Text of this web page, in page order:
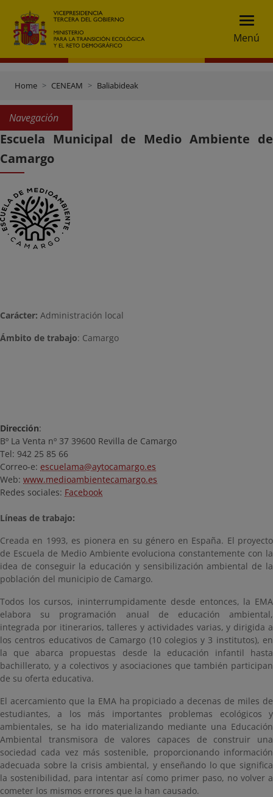
Menú
Home CENEAM Baliabideak
Navegación
Escuela Municipal de Medio Ambiente de
Camargo
Carácter: Administración local
Ámbito de trabajo: Camargo
Dirección:
Bº La Venta nº 37 39600 Revilla de Camargo
Tel: 942 25 85 66
Correo-e: escuelama@aytocamargo.es
Web: www.medioambientecamargo.es
Redes sociales: Facebook
Líneas de trabajo:
Creada en 1993, es pionera en su género en España. El proyecto
de Escuela de Medio Ambiente evoluciona constantemente con la
idea de conseguir la educación y sensibilización ambiental de la
población del municipio de Camargo.
Todos los cursos, ininterrumpidamente desde entonces, la EMA
elabora su programación anual de educación ambiental,
integrada por itinerarios, talleres y actividades varias, y dirigida a
los centros educativos de Camargo (10 colegios y 3 institutos), en
la que abarca propuestas desde la educación infantil hasta
bachillerato, y a colectivos y asociaciones que también participan
de su oferta educativa.
El acercamiento que la EMA ha propiciado a decenas de miles de
estudiantes, a los más importantes problemas ecológicos y
ambientales, se ha ido materializando mediante una Educación
Ambiental transmisora de valores capaces de construir una
sociedad cada vez más sostenible, proporcionando información
adecuada sobre la crisis ambiental, y enseñando lo que significa
la sostenibilidad, para intentar así como primer paso, no volver a
cometer los mismos errores que la han causado.